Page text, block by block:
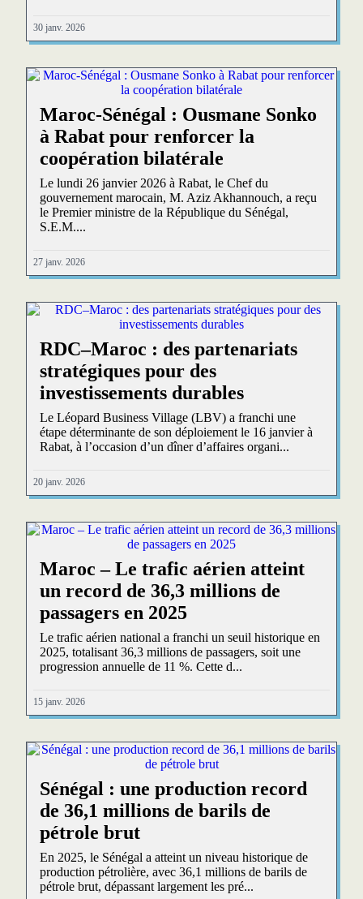
30 janv. 2026
Maroc-Sénégal : Ousmane Sonko
à Rabat pour renforcer la
coopération bilatérale
Le lundi 26 janvier 2026 à Rabat, le Chef du
gouvernement marocain, M. Aziz Akhannouch, a reçu
le Premier ministre de la République du Sénégal,
S.E.M....
27 janv. 2026
RDC–Maroc : des partenariats
stratégiques pour des
investissements durables
Le Léopard Business Village (LBV) a franchi une
étape déterminante de son déploiement le 16 janvier à
Rabat, à l’occasion d’un dîner d’affaires organi...
20 janv. 2026
Maroc – Le trafic aérien atteint
un record de 36,3 millions de
passagers en 2025
Le trafic aérien national a franchi un seuil historique en
2025, totalisant 36,3 millions de passagers, soit une
progression annuelle de 11 %. Cette d...
15 janv. 2026
Sénégal : une production record
de 36,1 millions de barils de
pétrole brut
En 2025, le Sénégal a atteint un niveau historique de
production pétrolière, avec 36,1 millions de barils de
pétrole brut, dépassant largement les pré...